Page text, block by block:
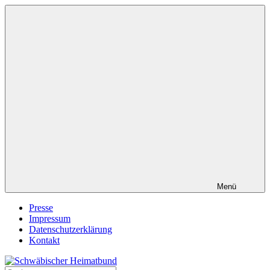
Zum
Menü
Presse
Impressum
Datenschutzerklärung
Kontakt